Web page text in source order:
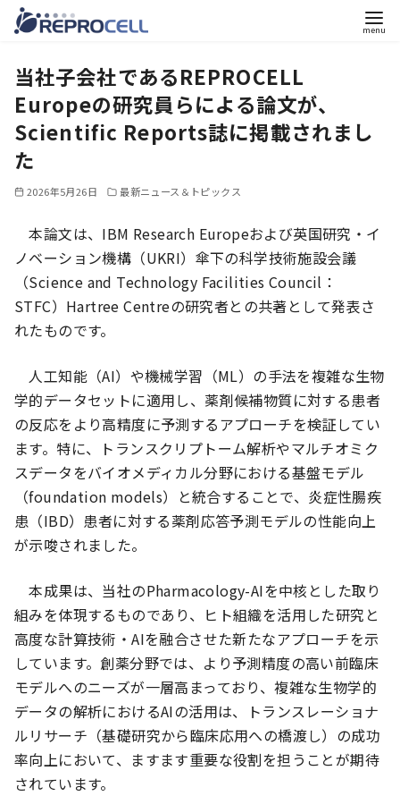
当社子会社であるREPROCELL
Europeの研究員らによる論文が、
Scientific Reports誌に掲載されまし
た
2026年5月26日 最新ニュース＆トピックス
本論文は、IBM Research Europeおよび英国研究・イ
ノベーション機構（UKRI）傘下の科学技術施設会議
（Science and Technology Facilities Council：
STFC）Hartree Centreの研究者との共著として発表さ
れたものです。
人工知能（AI）や機械学習（ML）の手法を複雑な生物
学的データセットに適用し、薬剤候補物質に対する患者
の反応をより高精度に予測するアプローチを検証してい
ます。特に、トランスクリプトーム解析やマルチオミク
スデータをバイオメディカル分野における基盤モデル
（foundation models）と統合することで、炎症性腸疾
患（IBD）患者に対する薬剤応答予測モデルの性能向上
が示唆されました。
本成果は、当社のPharmacology-AIを中核とした取り
組みを体現するものであり、ヒト組織を活用した研究と
高度な計算技術・AIを融合させた新たなアプローチを示
しています。創薬分野では、より予測精度の高い前臨床
モデルへのニーズが一層高まっており、複雑な生物学的
データの解析におけるAIの活用は、トランスレーショナ
ルリサーチ（基礎研究から臨床応用への橋渡し）の成功
率向上において、ますます重要な役割を担うことが期待
されています。